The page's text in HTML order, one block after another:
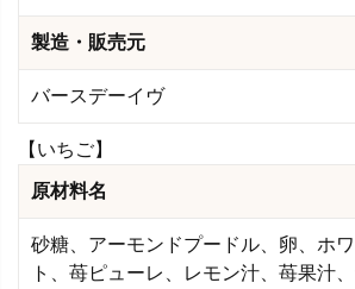
製造・販売元
バースデーイヴ
【いちご】
原材料名
砂糖、アーモンドプードル、卵、ホ
ト、苺ピューレ、レモン汁、苺果汁